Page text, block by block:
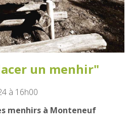
un menhir"
à 16h00
menhirs à Monteneuf